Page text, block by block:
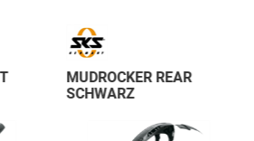
MUDROCKER REAR
SCHWARZ